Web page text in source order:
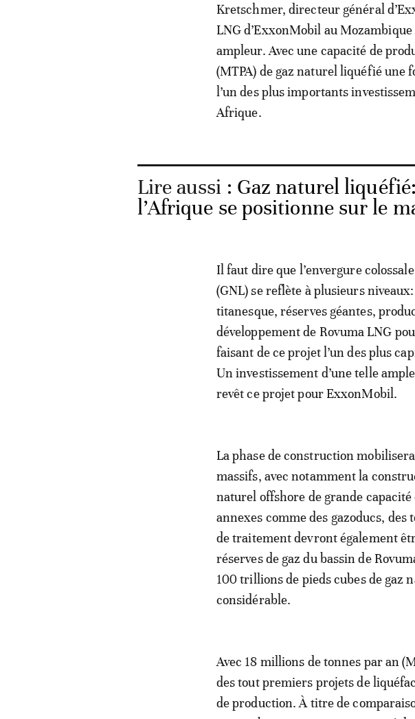
Kretschmer, directeur général
LNG d’ExxonMobil au
ampleur. Avec une capacité de
(MTPA) de gaz naturel liquéfié
l’un des plus importants
Afrique.
Lire aussi : Gaz naturel
l’Afrique se positionne sur le
Il faut dire que l’envergure
(GNL) se reflète à plusieurs
titanesque, réserves géantes,
développement de Rovuma LNG
faisant de ce projet l’un des plus
Un investissement d’une telle
revêt ce projet pour ExxonMobil.
La phase de construction
massifs, avec notamment la
naturel offshore de grande
annexes comme des gazoducs,
de traitement devront également
réserves de gaz du bassin de
100 trillions de pieds cubes de gaz
considérable.
Avec 18 millions de tonnes par an
des tout premiers projets de
de production. À titre de